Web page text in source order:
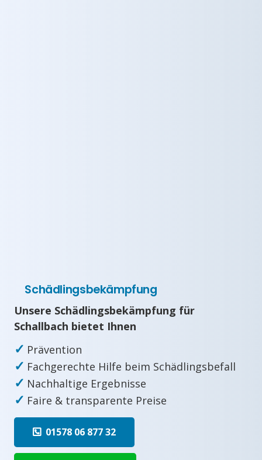
Schädlingsbekämpfung
Unsere Schädlingsbekämpfung für
Schallbach bietet Ihnen
✓ Prävention
✓ Fachgerechte Hilfe beim Schädlingsbefall
✓ Nachhaltige Ergebnisse
✓ Faire & transparente Preise
01578 06 877 32